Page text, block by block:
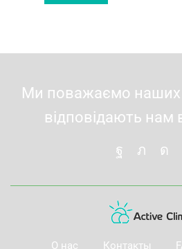
2'108 грн.
Ми поважаємо наших
відповідають нам
О нас Контакты